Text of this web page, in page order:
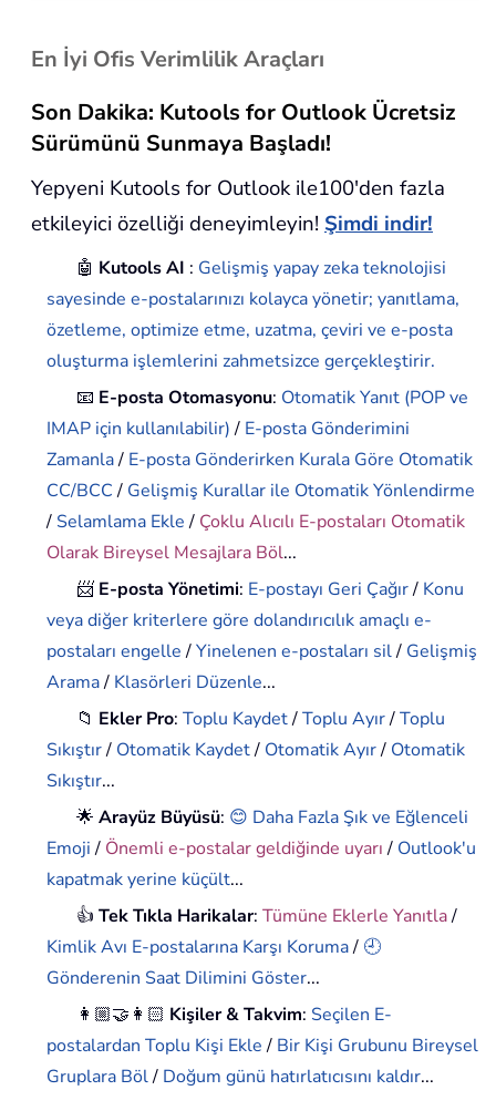
En İyi Ofis Verimlilik Araçları
Son Dakika: Kutools for Outlook Ücretsiz
Sürümünü Sunmaya Başladı!
Yepyeni Kutools for Outlook ile100'den fazla
etkileyici özelliği deneyimleyin! Şimdi indir!
🤖 Kutools AI : Gelişmiş yapay zeka teknolojisi
sayesinde e-postalarınızı kolayca yönetir; yanıtlama,
özetleme, optimize etme, uzatma, çeviri ve e-posta
oluşturma işlemlerini zahmetsizce gerçekleştirir.
📧 E-posta Otomasyonu: Otomatik Yanıt (POP ve
IMAP için kullanılabilir)/ E-posta Gönderimini
Zamanla/ E-posta Gönderirken Kurala Göre Otomatik
CC/BCC/ Gelişmiş Kurallar ile Otomatik Yönlendirme
/ Selamlama Ekle/ Çoklu Alıcılı E-postaları Otomatik
Olarak Bireysel Mesajlara Böl...
📨 E-posta Yönetimi: E-postayı Geri Çağır/ Konu
veya diğer kriterlere göre dolandırıcılık amaçlı e-
postaları engelle/Yinelenen e-postaları sil/ Gelişmiş
Arama/ Klasörleri Düzenle...
📁 Ekler Pro:Toplu Kaydet/Toplu Ayır/Toplu
Sıkıştır/ Otomatik Kaydet/ Otomatik Ayır/ Otomatik
Sıkıştır...
🌟Arayüz Büyüsü: 😊 Daha Fazla Şık ve Eğlenceli
Emoji/ Önemli e-postalar geldiğinde uyarı/ Outlook'u
kapatmak yerine küçült...
👍Tek Tıkla Harikalar:Tümüne Eklerle Yanıtla/
Kimlik Avı E-postalarına Karşı Koruma/ 🕘
Gönderenin Saat Dilimini Göster...
👩🏼‍🤝‍👩🏻 Kişiler & Takvim: Seçilen E-
postalardan Toplu Kişi Ekle/ Bir Kişi Grubunu Bireysel
Gruplara Böl/ Doğum günü hatırlatıcısını kaldır...